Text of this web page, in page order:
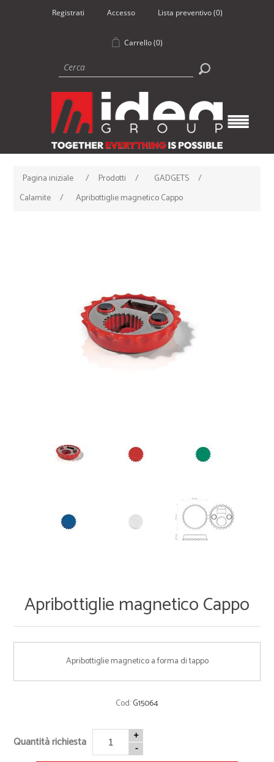
Registrati Accesso Lista preventivo (0)
Carrello (0)
Pagina iniziale / Prodotti / GADGETS
/
Calamite
/ Apribottiglie magnetico Cappo
Apribottiglie magnetico Cappo
Apribottiglie magnetico a forma di tappo
Cod:G15064
Quantità richiesta
+
-